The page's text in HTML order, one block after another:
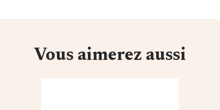
Vous aimerez aussi